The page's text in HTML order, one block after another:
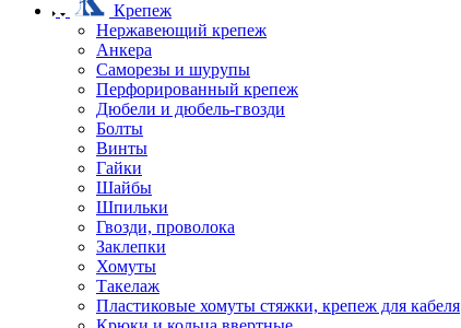
Крепеж
Нержавеющий крепеж
Анкера
Саморезы и шурупы
Перфорированный крепеж
Дюбели и дюбель-гвозди
Болты
Винты
Гайки
Шайбы
Шпильки
Гвозди, проволока
Заклепки
Хомуты
Такелаж
Пластиковые хомуты стяжки, крепеж для кабеля